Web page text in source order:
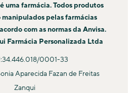
uma farmácia. Todos produtos
pelas farmácias
com as normas da Anvisa.
Farmácia Personalizada Ltda
0001-33
Aparecida Fazan de Freitas
Zanqui